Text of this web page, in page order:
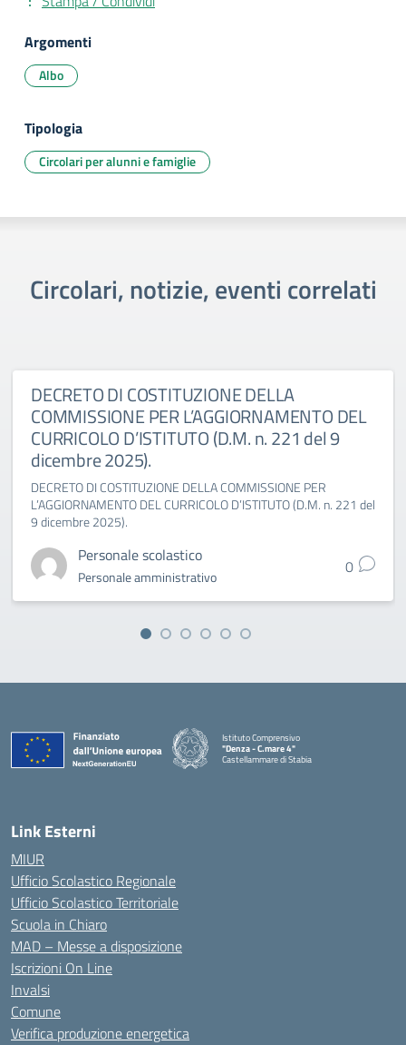
Argomenti
Albo
Tipologia
Circolari per alunni e famiglie
Circolari, notizie, eventi correlati
DECRETO DI COSTITUZIONE DELLA
COMMISSIONE PER L’AGGIORNAMENTO DEL
CURRICOLO D’ISTITUTO (D.M. n. 221 del 9
dicembre 2025).
DECRETO DI COSTITUZIONE DELLA COMMISSIONE PER
L’AGGIORNAMENTO DEL CURRICOLO D’ISTITUTO (D.M. n. 221 del
9 dicembre 2025).
Personale scolastico
Personale amministrativo 0
Istituto Comprensivo
"Denza - C.mare 4"
Castellammare di Stabia
Link Esterni
MIUR
Ufficio Scolastico Regionale
Ufficio Scolastico Territoriale
Scuola in Chiaro
MAD – Messe a disposizione
Iscrizioni On Line
Invalsi
Comune
Verifica produzione energetica